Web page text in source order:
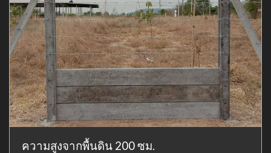
ความสูงจากพื้นดิน 200 ซม.